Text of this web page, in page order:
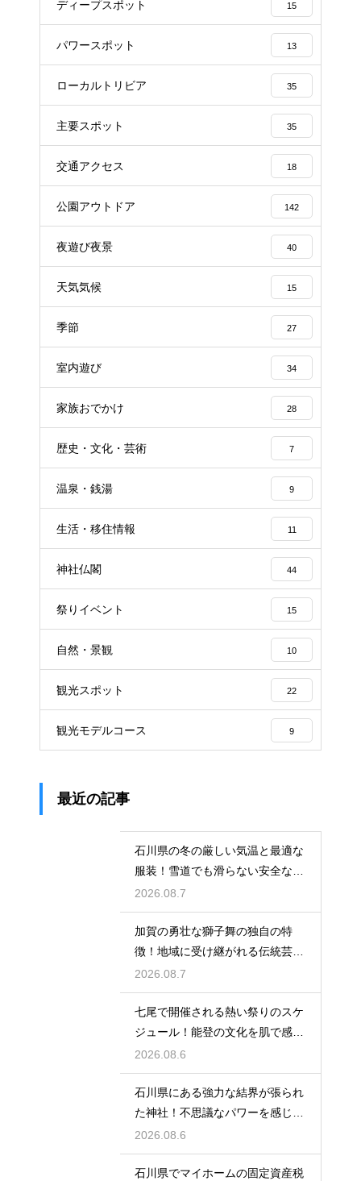
ディープスポット 15
パワースポット 13
ローカルトリビア 35
主要スポット 35
交通アクセス 18
公園アウトドア 142
夜遊び夜景 40
天気気候 15
季節 27
室内遊び 34
家族おでかけ 28
歴史・文化・芸術 7
温泉・銭湯 9
生活・移住情報 11
神社仏閣 44
祭りイベント 15
自然・景観 10
観光スポット 22
観光モデルコース 9
最近の記事
石川県の冬の厳しい気温と最適な
服装！雪道でも滑らない安全な靴
の選び方
2026.08.7
加賀の勇壮な獅子舞の独自の特
徴！地域に受け継がれる伝統芸能
の迫力
2026.08.7
七尾で開催される熱い祭りのスケ
ジュール！能登の文化を肌で感じ
る体験
2026.08.6
石川県にある強力な結界が張られ
た神社！不思議なパワーを感じる
神秘の地
2026.08.6
石川県でマイホームの固定資産税